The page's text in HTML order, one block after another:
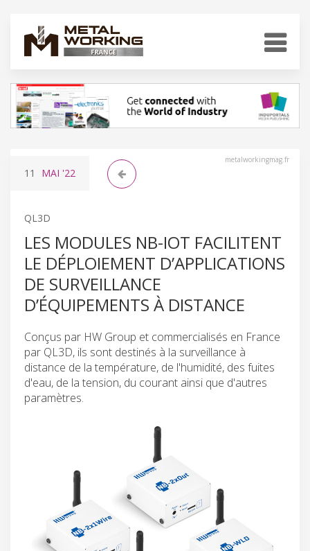
metalworkingmag.fr
11 MAI '22
QL3D
LES MODULES NB-IOT FACILITENT
LE DÉPLOIEMENT D’APPLICATIONS
DE SURVEILLANCE
D’ÉQUIPEMENTS À DISTANCE
Conçus par HW Group et commercialisés en France
par QL3D, ils sont destinés à la surveillance à
distance de la température, de l'humidité, des fuites
d'eau, de la tension, du courant ainsi que d'autres
paramètres.